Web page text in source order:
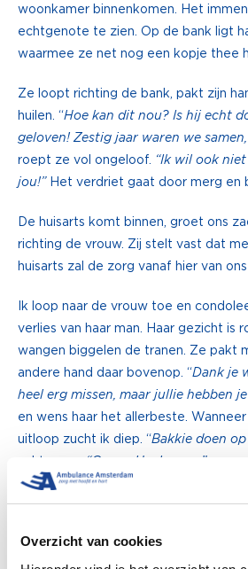
Overzicht van cookies
woonkamer binnenkomen. Het
echtgenote te zien. Op de bank ligt
waarmee ze net nog een kopje thee
Ze loopt richting de bank, pakt zijn
huilen. “Hoe kan dit nou? Is hij echt
geloven! Zestig jaar waren we
roept ze vol ongeloof. “Ik wil ook
jou!”Het verdriet gaat door merg en
De huisarts komt binnen, groet ons
richting de vrouw. Zij stelt vast dat
huisarts zal de zorg vanaf hier van
Ik loop naar de vrouw toe en
verlies van haar man. Haar gezicht is
wangen biggelen de tranen. Ze pakt
andere hand daar bovenop. “Dank je
heel erg missen, maar jullie hebben je
en wens haar het allerbeste.
uitloop zucht ik diep. “Bakkie doen
achter me.
“Graag. Heel graag”.
Daniëlle werkt al ruim 12 jaar als
Purmerend. Geen dag is hetzelfde: